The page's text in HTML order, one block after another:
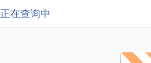
正在查询中